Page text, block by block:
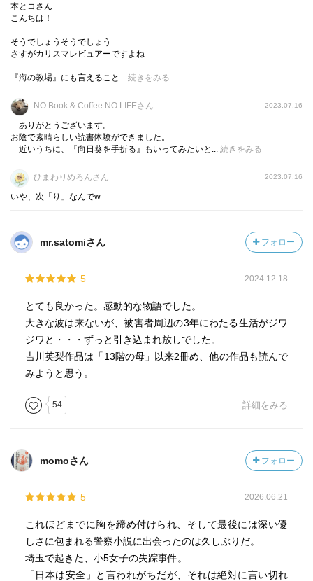
本とコさん
こんちは！
そうでしょうそうでしょう
さすがカリスマレビュアーですよね
『海の教場』にも言えること... 続きをみる
NO Book & Coffee NO LIFEさん 2023.07.16
ありがとうございます。
お陰で素晴らしい読書体験ができました。
近いうちに、『向日葵を手折る』もいってみたいと... 続きをみる
ひまわりめろんさん 2023.07.16
いや、次「り」なんでw
mr.satomiさん フォロー
5 2024.12.18
とても良かった。感動的な物語でした。
大きな波は来ないが、被害者周辺の3年にわたる生活がジワ
ジワと・・・ずっと引き込まれ放しでした。
吉川英梨作品は「13階の母」以来2冊め、他の作品も読んで
みようと思う。
54 詳細をみる
momoさん フォロー
5 2026.06.21
これほどまでに胸を締め付けられ、そして最後には深い優
しさに包まれる警察小説に出会ったのは久しぶりだ。
埼玉で起きた、小5女子の失踪事件。
「日本は安全」と言われがちだが、それは絶対に言い切れ